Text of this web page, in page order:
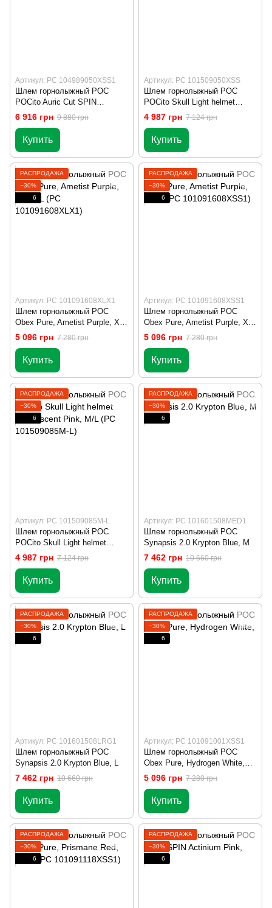
Артикул: PC 104989050XSS1
Шлем горнолыжный POC
POCito Auric Cut SPIN
Fluorescent Orange, XS-S (PC
104989050XSS1)
6 916 грн 9 880 грн
Купить
Артикул: PC 101509050XSS
Шлем горнолыжный POC
POCito Skull Light helmet
Fluorescent Orange, XS-S
4 987 грн 7 124 грн
Купить
РАСПРОДАЖА
−30%
6
Артикул: PC 101091608XLX1
Шлем горнолыжный POC
Obex Pure, Ametist Purple, XL-
XXL (PC 101091608XLX1)
5 096 грн 7 280 грн
Купить
РАСПРОДАЖА
−30%
6
Артикул: PC 101091608XSS1
Шлем горнолыжный POC
Obex Pure, Ametist Purple, XS-
S (PC 101091608XSS1)
5 096 грн 7 280 грн
Купить
РАСПРОДАЖА
−30%
6
Артикул: PC 101509085M-L
Шлем горнолыжный POC
POCito Skull Light helmet
Fluorescent Pink, M/L (PC
101509085M-L)
4 987 грн 7 124 грн
Купить
РАСПРОДАЖА
−30%
6
Артикул: PC 101601508MED1
Шлем горнолыжный POC
Synapsis 2.0 Krypton Blue, M
7 462 грн 10 660 грн
Купить
РАСПРОДАЖА
−30%
6
Артикул: PC 101601508LRG1
Шлем горнолыжный POC
Synapsis 2.0 Krypton Blue, L
7 462 грн 10 660 грн
Купить
РАСПРОДАЖА
−30%
6
Артикул: PC 101091001XSS1
Шлем горнолыжный POC
Obex Pure, Hydrogen White,
XS-S
5 096 грн 7 280 грн
Купить
РАСПРОДАЖА
−30%
6
РАСПРОДАЖА
−30%
6